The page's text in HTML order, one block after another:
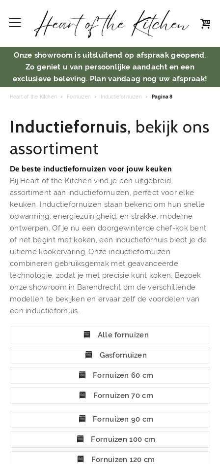
Onze showroom is uitsluitend op afspraak geopend.
Zo geniet u van persoonlijke aandacht en een
exclusieve beleving. Plan vandaag nog uw afspraak!
Heart of the Kitchen Fornuizen Inductiefornuizen Pagina 8
Inductiefornuis, bekijk ons
assortiment
De beste inductiefornuizen voor jouw keuken
Bij Heart of the Kitchen vind je een uitgebreid
assortiment aan inductiefornuizen, perfect voor elke
keuken. Inductiefornuizen staan bekend om hun snelle
opwarming, energiezuinigheid, en strakke, moderne
ontwerpen. Of je nu een doorgewinterde chef-kok bent
of net begint met koken, een inductiefornuis biedt je de
ultieme kookervaring. Onze inductiefornuizen
combineren gebruiksgemak met geavanceerde
technologie, zodat je met precisie kunt koken. Bezoek
onze showroom in Barendrecht om de verschillende
modellen te bekijken en ervaar zelf de voordelen van
een inductiefornuis.
Alle fornuizen
Gasfornuizen
Fornuizen 60 cm
Fornuizen 70 cm
Fornuizen 90 cm
Fornuizen 100 cm
Fornuizen 120 cm